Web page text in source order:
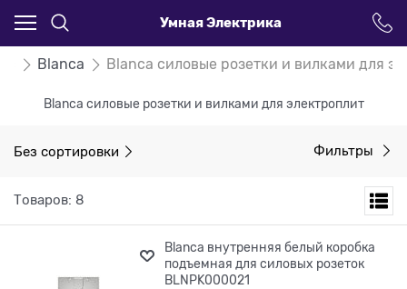
Умная Электрика
Blanca Blanca силовые розетки и вилками для
Blanca силовые розетки и вилками для электроплит
Без сортировки Фильтры
Товаров: 8
Blanca внутренняя белый коробка
подъемная для силовых розеток
BLNPK000021